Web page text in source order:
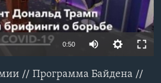
0:50
// Программа Байдена //